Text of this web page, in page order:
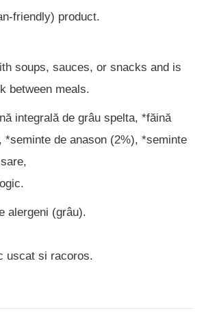
friendly) product.
soups, sauces, or snacks and is
between meals.
integrală de grâu spelta, *făină
*seminte de anason (2%), *seminte
alergeni (grâu).
uscat si racoros.